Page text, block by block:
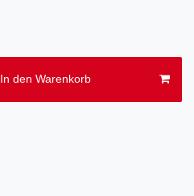
In den Warenkorb